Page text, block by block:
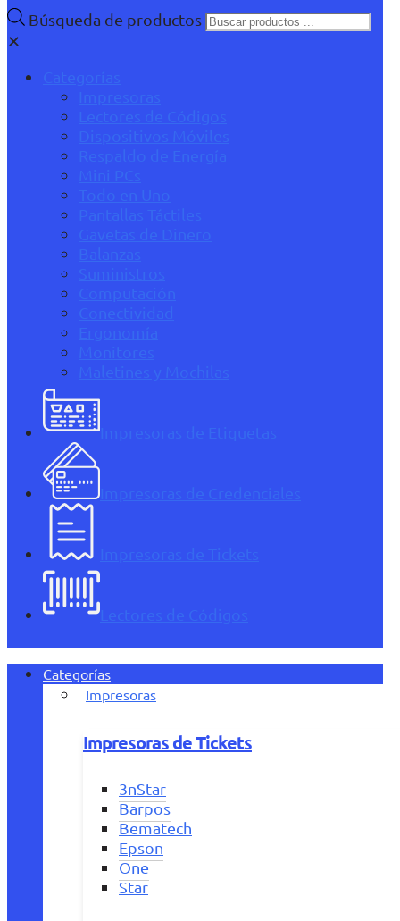
Búsqueda de productos
✕
Categorías
Impresoras
Lectores de Códigos
Dispositivos Móviles
Respaldo de Energía
Mini PCs
Todo en Uno
Pantallas Táctiles
Gavetas de Dinero
Balanzas
Suministros
Computación
Conectividad
Ergonomía
Monitores
Maletines y Mochilas
Impresoras de Etiquetas
Impresoras de Credenciales
Impresoras de Tickets
Lectores de Códigos
Categorías
Impresoras
Impresoras de Tickets
3nStar
Barpos
Bematech
Epson
One
Star